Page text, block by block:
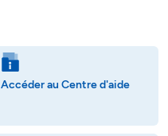
Accéder au Centre d'aide